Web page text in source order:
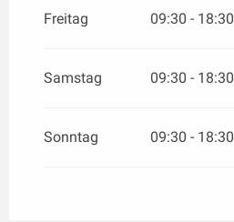
Freitag 09:30 - 18:30
Samstag 09:30 - 18:30
Sonntag 09:30 - 18:30